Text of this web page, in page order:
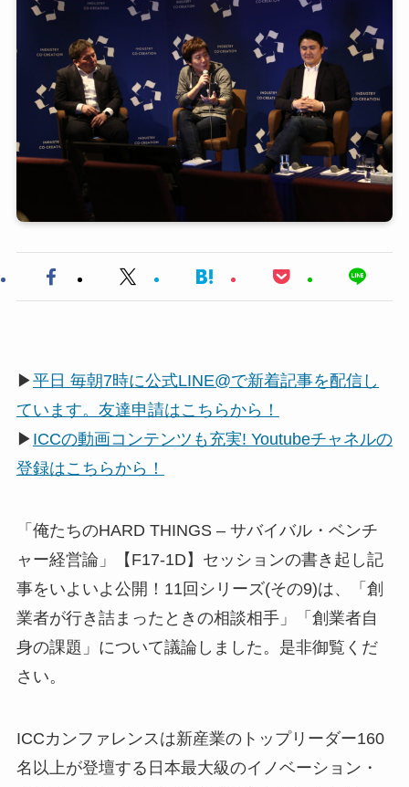
▶平日 毎朝7時に公式LINE@で新着記事を配信し
ています。友達申請はこちらから！
▶ ICCの動画コンテンツも充実! Youtubeチャネルの
登録はこちらから！
「俺たちのHARD THINGS – サバイバル・ベンチ
ャー経営論」【F17-1D】セッションの書き起し記
事をいよいよ公開！11回シリーズ(その9)は、「創
業者が行き詰まったときの相談相手」「創業者自
身の課題」について議論しました。是非御覧くだ
さい。
ICCカンファレンスは新産業のトップリーダー160
名以上が登壇する日本最大級のイノベーション・